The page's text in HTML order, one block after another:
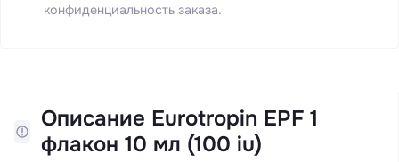
конфиденциальность заказа.
Описание Eurotropin EPF 1
флакон 10 мл (100 iu)